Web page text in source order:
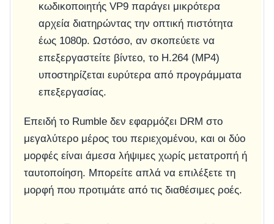
κωδικοποιητής VP9 παράγει μικρότερα
αρχεία διατηρώντας την οπτική πιστότητα
έως 1080p. Ωστόσο, αν σκοπεύετε να
επεξεργαστείτε βίντεο, το H.264 (MP4)
υποστηρίζεται ευρύτερα από προγράμματα
επεξεργασίας.
Επειδή το Rumble δεν εφαρμόζει DRM στο
μεγαλύτερο μέρος του περιεχομένου, και οι δύο
μορφές είναι άμεσα λήψιμες χωρίς μετατροπή ή
ταυτοποίηση. Μπορείτε απλά να επιλέξετε τη
μορφή που προτιμάτε από τις διαθέσιμες ροές.